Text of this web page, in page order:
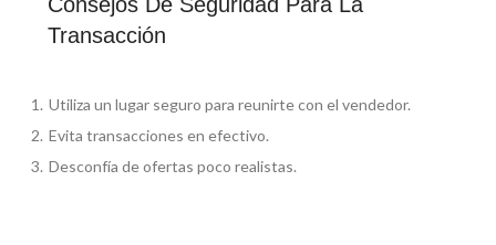
Transacción
Utiliza un lugar seguro para reunirte con el vendedor.
Evita transacciones en efectivo.
Desconfía de ofertas poco realistas.